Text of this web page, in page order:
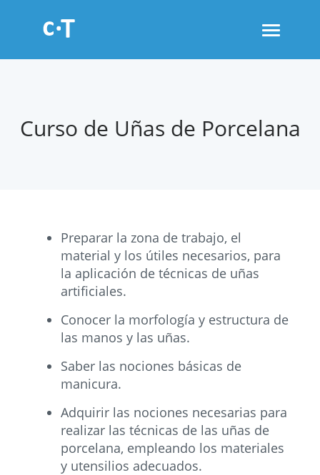
Toggle
Curso de Uñas de Porcelana
Preparar la zona de trabajo, el
material y los útiles necesarios, para
la aplicación de técnicas de uñas
artificiales.
Conocer la morfología y estructura de
las manos y las uñas.
Saber las nociones básicas de
manicura.
Adquirir las nociones necesarias para
realizar las técnicas de las uñas de
porcelana, empleando los materiales
y utensilios adecuados.